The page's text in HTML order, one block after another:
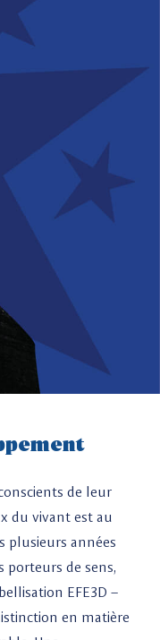
de leur
du vivant est au
plusieurs années
porteurs de sens,
EFE3D –
en matière